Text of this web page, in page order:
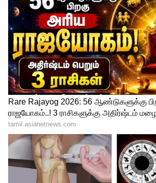
அடிமையாகியுள்ளனர். இந்த
திருச்சிராப்பள்ளி சர்வதேச
நிலையத்திற்கு நேற்று
இருந்து படிக் ஏர்லைன்ஸ்
இறங்கியது.
அதில் பயணம் செய்த
நிலைய வான் நுண்ணறிவு
சுங்கத்துறை அதிகாரிகள்
செய்தபோது 2 பயணிகள்
தடை செய்யப்பட்ட அதாவது
மற்றும் இறக்குமதி செய்ய